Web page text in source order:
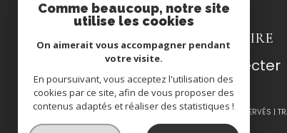
PROPRIÉTAIRE
Se connecter
© 2026 | TOUS DROITS RÉSERVÉS |
Comme beaucoup, notre site
utilise les cookies
On aimerait vous accompagner pendant
votre visite.
En poursuivant, vous acceptez l'utilisation des
cookies par ce site, afin de vous proposer des
contenus adaptés et réaliser des statistiques !